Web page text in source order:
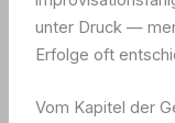
unter Druck —
Erfolge oft
Vom Kapitel der